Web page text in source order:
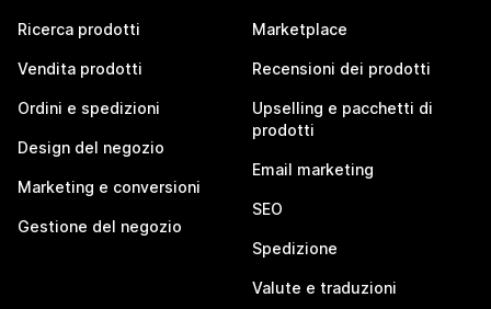
Ricerca prodotti
Vendita prodotti
Ordini e spedizioni
Design del negozio
Marketing e conversioni
Gestione del negozio
Marketplace
Recensioni dei prodotti
Upselling e pacchetti di
prodotti
Email marketing
SEO
Spedizione
Valute e traduzioni